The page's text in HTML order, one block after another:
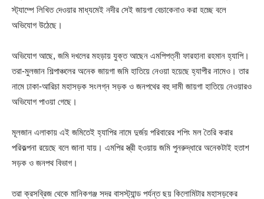
স্ট্যাম্পে লিখিত দেওয়ার মাধ্যমেই নদীর সেই জায়গা বেচাকেনাও করা হচ্ছে বলে
অভিযোগ উঠেছে।
অভিযোগ আছে, জমি দখলের মহড়ায় যুক্ত আছেন এমপিপত্নী ফারহানা রহমান হ্যাপি।
তরা-মুলজান শিল্পাঞ্চলের অনেক জায়গা জমি হাতিয়ে নেওয়া হয়েছে হ্যাপীর নামেও। তার
নামে ঢাকা-আরিচা মহাসড়ক সংলগ্ন সড়ক ও জনপথের বহু দামী জায়গা হাতিয়ে নেওয়ারও
অভিযোগ পাওয়া গেছে।
মূলজান এলাকায় এই জমিতেই হ্যাপির নামে দুর্জয় পরিবারের শপিং মল তৈরি করার
পরিকল্পনা রয়েছে বলে জানা যায়। এমপির স্ত্রী হওয়ায় জমি পুনরুদ্ধারে অনেকটাই হতাশ
সড়ক ও জনপথ বিভাগ।
তরা ক্রসব্রিজ থেকে মানিকগঞ্জ সদর বাসস্ট্যান্ড পর্যন্ত ছয় কিলোমিটার মহাসড়কের